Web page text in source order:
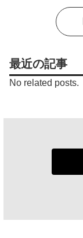
最近の記事
No related posts.